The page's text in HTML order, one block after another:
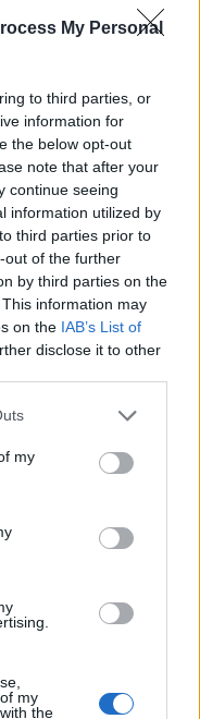
My Personal
to third parties, or
information for
the below opt-out
note that after your
continue seeing
information utilized by
third parties prior to
out of the further
by third parties on the
information may
on the IAB’s List of
disclose it to other
my
my
the
WYBIERZ PLIK
jpeg , png.
z 17